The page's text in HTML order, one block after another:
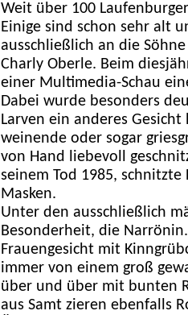
Weit über 100
Einige sind schon sehr alt
ausschließlich an die
Charly Oberle. Beim
einer Multimedia-Schau
Dabei wurde besonders
Larven ein anderes
weinende oder sogar
von Hand liebevoll
seinem Tod 1985,
Masken.
Unter den ausschließlich
Besonderheit, die
Frauengesicht mit
immer von einem groß
über und über mit bunten
aus Samt zieren ebenfalls